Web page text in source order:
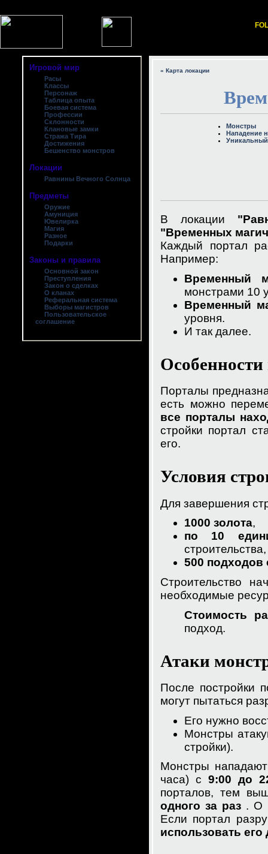
Игровой мир
Расы
Классы
Персонаж
Таблица опыта
Боевая система
Профессии
Склонности
Клановые замки
Стража Тира
Достижения
Бешенство монстров
Локации
Равнины Вечного Солнца
Предметы
Оружие
Амуниция
Ювелирка
Магия
Разное
Подарки
Законы и правила
Основной закон
Преступления
Закон о сделках
О кланах
Реферальная система
Выборы магистров
Пользовательское
соглашение
« Карта локации
Монстры
Нападение
В локации
"Временных
Каждый портал
Например:
Временный
монстрами 10
Временный
уровня.
И так далее.
Порталы
есть можно
все порталы
стройки портал
его.
Условия
Для завершения
1000 золота,
по 10
строительства,
500 подходов
Строительство
необходимые
Стоимость
подход.
Атаки
После постройки
могут пытаться
Его нужно
Монстры
стройки).
Монстры
часа) с9:00 до
порталов, тем
одного за раз. О
Если портал
использовать